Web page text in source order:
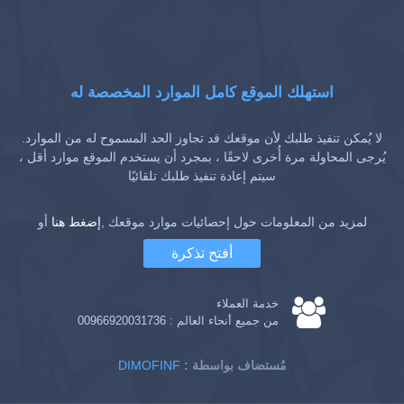
استهلك الموقع كامل الموارد المخصصة له
لا يُمكن تنفيذ طلبك لأن موقعك قد تجاوز الحد المسموح له من الموارد.
يُرجى المحاولة مرة أُخرى لاحقًا ، بمجرد أن يستخدم الموقع موارد أقل ،
سيتم إعادة تنفيذ طلبك تلقائيًا
لمزيد من المعلومات حول إحصائيات موارد موقعك ,إضغط هنا أو
أفتح تذكرة
خدمة العملاء
من جميع أنحاء العالم : 00966920031736
DIMOFINF : مُستضاف بواسطة